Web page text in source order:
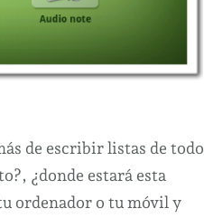
de escribir listas de todo
¿donde estará esta
ordenador o tu móvil y